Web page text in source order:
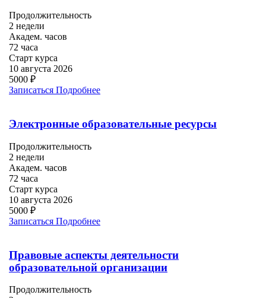
Продолжительность
2 недели
Академ. часов
72 часа
Старт курса
10 августа 2026
5000 ₽
Записаться Подробнее
Электронные образовательные ресурсы
Продолжительность
2 недели
Академ. часов
72 часа
Старт курса
10 августа 2026
5000 ₽
Записаться Подробнее
Правовые аспекты деятельности
образовательной организации
Продолжительность